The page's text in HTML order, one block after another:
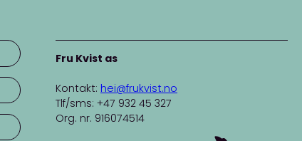
Fru Kvist as
Kontakt: hei@frukvist.no
Tlf/sms: +47 932 45 327
Org. nr. 916074514